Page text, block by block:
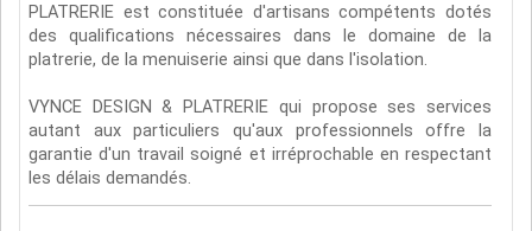
PLATRERIE est constituée d'artisans compétents dotés
des qualifications nécessaires dans le domaine de la
platrerie, de la menuiserie ainsi que dans l'isolation.
VYNCE DESIGN & PLATRERIE qui propose ses services
autant aux particuliers qu'aux professionnels offre la
garantie d'un travail soigné et irréprochable en respectant
les délais demandés.